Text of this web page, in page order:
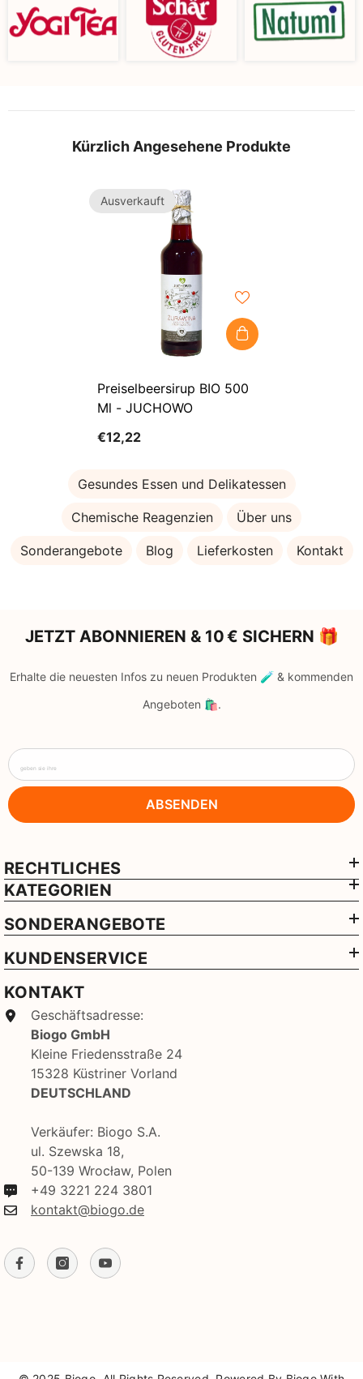
Kürzlich Angesehene Produkte
Ausverkauft
Preiselbeersirup BIO 500
Ml - JUCHOWO
€12,22
Gesundes Essen und Delikatessen
Chemische Reagenzien Über uns
Sonderangebote Blog Lieferkosten Kontakt
JETZT ABONNIEREN & 10 € SICHERN 🎁
Erhalte die neuesten Infos zu neuen Produkten 🧪 & kommenden
Angeboten 🛍️.
geben sie ihre
ABSENDEN
RECHTLICHES
KATEGORIEN
SONDERANGEBOTE
KUNDENSERVICE
KONTAKT
Geschäftsadresse:
Biogo GmbH
Kleine Friedensstraße 24
15328 Küstriner Vorland
DEUTSCHLAND
Verkäufer: Biogo S.A.
ul. Szewska 18,
50-139 Wrocław, Polen
+49 3221 224 3801
kontakt@biogo.de